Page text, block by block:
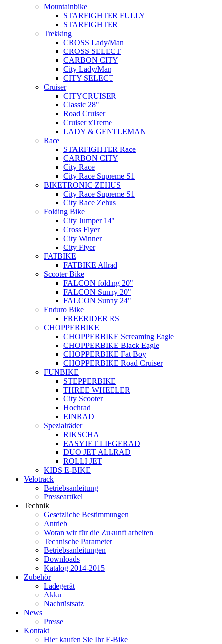
Mountainbike
STARFIGHTER FULLY
STARFIGHTER
Trekking
CROSS Lady/Man
CROSS SELECT
CARBON CITY
City Lady/Man
CITY SELECT
Cruiser
CITYCRUISER
Classic 28"
Road Cruiser
Cruiser xTreme
LADY & GENTLEMAN
Race
STARFIGHTER Race
CARBON CITY
City Race
City Race Supreme S1
BIKETRONIC ZEHUS
City Race Supreme S1
City Race Zehus
Folding Bike
City Jumper 14"
Cross Flyer
City Winner
City Flyer
FATBIKE
FATBIKE Allrad
Scooter Bike
FALCON folding 20"
FALCON Sunny 20"
FALCON Sunny 24"
Enduro Bike
FREERIDER RS
CHOPPERBIKE
CHOPPERBIKE Screaming Eagle
CHOPPERBIKE Black Eagle
CHOPPERBIKE Fat Boy
CHOPPERBIKE Road Cruiser
FUNBIKE
STEPPERBIKE
THREE WHEELER
City Scooter
Hochrad
EINRAD
Spezialräder
RIKSCHA
EASYJET LIEGERAD
DUO JET ALLRAD
ROLLI JET
KIDS E-BIKE
Velotrack
Betriebsanleitung
Presseartikel
Technik
Gesetzliche Bestimmungen
Antrieb
Woran wir für die Zukunft arbeiten
Technische Parameter
Betriebsanleitungen
Downloads
Katalog 2014-2015
Zubehör
Ladegerät
Akku
Nachrüstsatz
News
Presse
Kontakt
Hier kaufen Sie Ihr E-Bike